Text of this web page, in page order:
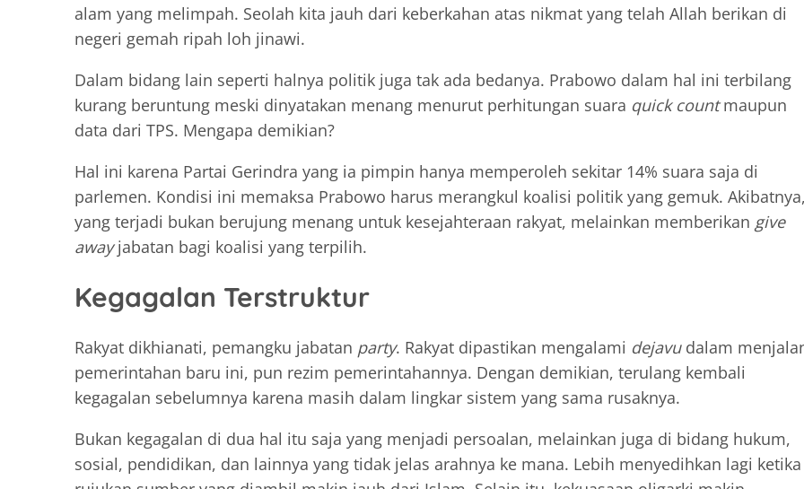
alam yang melimpah. Seolah kita jauh dari keberkahan atas nikmat yang telah Allah berikan di
negeri gemah ripah loh jinawi.
Dalam bidang lain seperti halnya politik juga tak ada bedanya. Prabowo dalam hal ini terbilang
kurang beruntung meski dinyatakan menang menurut perhitungan suara quick countmaupun
data dari TPS. Mengapa demikian?
Hal ini karena Partai Gerindra yang ia pimpin hanya memperoleh sekitar 14% suara saja di
parlemen. Kondisi ini memaksa Prabowo harus merangkul koalisi politik yang gemuk. Akibatnya,
yang terjadi bukan berujung menang untuk kesejahteraan rakyat, melainkan memberikan give
awayjabatan bagi koalisi yang terpilih.
Kegagalan Terstruktur
Rakyat dikhianati, pemangku jabatan party. Rakyat dipastikan mengalami dejavudalam
pemerintahan baru ini, pun rezim pemerintahannya. Dengan demikian, terulang kembali
kegagalan sebelumnya karena masih dalam lingkar sistem yang sama rusaknya.
Bukan kegagalan di dua hal itu saja yang menjadi persoalan, melainkan juga di bidang hukum,
sosial, pendidikan, dan lainnya yang tidak jelas arahnya ke mana. Lebih menyedihkan lagi ketika